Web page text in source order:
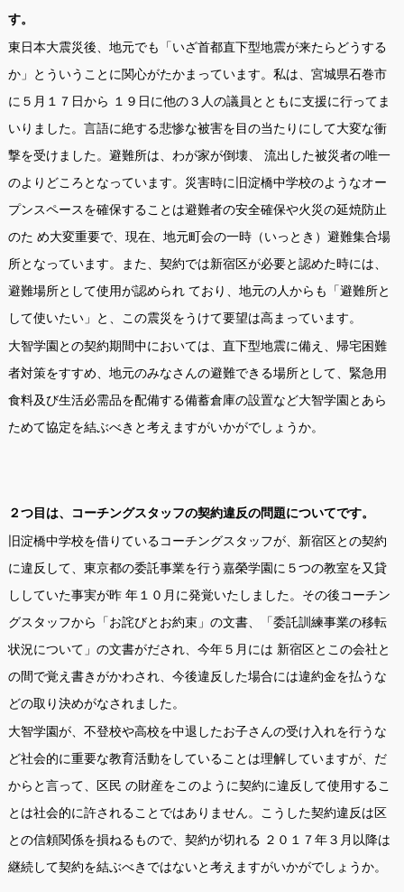
す。
東日本大震災後、地元でも「いざ首都直下型地震が来たらどうする
か」とういうことに関心がたかまっています。私は、宮城県石巻市
に５月１７日から １９日に他の３人の議員とともに支援に行ってま
いりました。言語に絶する悲惨な被害を目の当たりにして大変な衝
撃を受けました。避難所は、わが家が倒壊、 流出した被災者の唯一
のよりどころとなっています。災害時に旧淀橋中学校のようなオー
プンスペースを確保することは避難者の安全確保や火災の延焼防止
のた め大変重要で、現在、地元町会の一時（いっとき）避難集合場
所となっています。また、契約では新宿区が必要と認めた時には、
避難場所として使用が認められ ており、地元の人からも「避難所と
して使いたい」と、この震災をうけて要望は高まっています。
大智学園との契約期間中においては、直下型地震に備え、帰宅困難
者対策をすすめ、地元のみなさんの避難できる場所として、緊急用
食料及び生活必需品を配備する備蓄倉庫の設置など大智学園とあら
ためて協定を結ぶべきと考えますがいかがでしょうか。
２つ目は、コーチングスタッフの契約違反の問題についてです。
旧淀橋中学校を借りているコーチングスタッフが、新宿区との契約
に違反して、東京都の委託事業を行う嘉榮学園に５つの教室を又貸
ししていた事実が昨 年１０月に発覚いたしました。その後コーチン
グスタッフから「お詫びとお約束」の文書、「委託訓練事業の移転
状況について」の文書がだされ、今年５月には 新宿区とこの会社と
の間で覚え書きがかわされ、今後違反した場合には違約金を払うな
どの取り決めがなされました。
大智学園が、不登校や高校を中退したお子さんの受け入れを行うな
ど社会的に重要な教育活動をしていることは理解していますが、だ
からと言って、区民 の財産をこのように契約に違反して使用するこ
とは社会的に許されることではありません。こうした契約違反は区
との信頼関係を損ねるもので、契約が切れる ２０１７年３月以降は
継続して契約を結ぶべきではないと考えますがいかがでしょうか。